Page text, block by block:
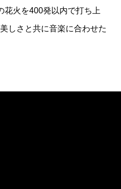
花火を400発以内で打ち上
しさと共に音楽に合わせた